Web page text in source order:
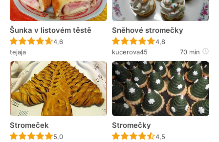
Šunka v listovém těstě
Recept ještě nebyl hodnocen
4,6
tejaja
Sněhové stromečky
Recept ještě nebyl
4,8
kucerova45
70 min
Stromeček
Recept ještě nebyl hodnocen
5,0
Stromečky
Recept ještě nebyl
4,5